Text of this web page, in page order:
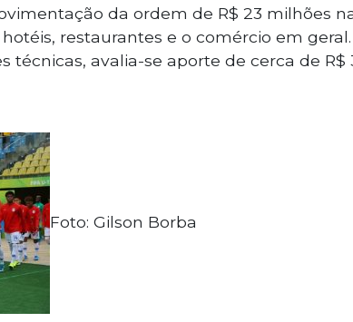
da ordem de R$ 23 milhões
restaurantes e o comércio em
técnicas, avalia-se aporte de cerca de R$
Foto: Gilson Borba